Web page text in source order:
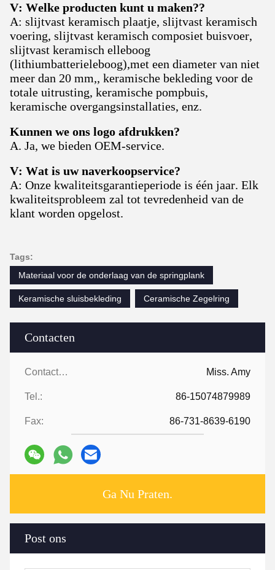
Contacten
Contacten: Miss. Amy
Tel.: 86-15074879989
Fax: 86-731-8639-6190
Ga Nu Praten.
Post ons
V: Welke producten kunt u maken??
A: slijtvast keramisch plaatje, slijtvast keramisch
voering, slijtvast keramisch composiet buisvoer,
slijtvast keramisch elleboog
(lithiumbatterieleboog),met een diameter van niet
meer dan 20 mm,, keramische bekleding voor de
totale uitrusting, keramische pompbuis,
keramische overgangsinstallaties, enz.
Kunnen we ons logo afdrukken?
A. Ja, we bieden OEM-service.
V: Wat is uw naverkoopservice?
A: Onze kwaliteitsgarantieperiode is één jaar. Elk
kwaliteitsprobleem zal tot tevredenheid van de
klant worden opgelost.
Tags:
Materiaal voor de onderlaag van de springplank
Keramische sluisbekleding Ceramische Zegelring